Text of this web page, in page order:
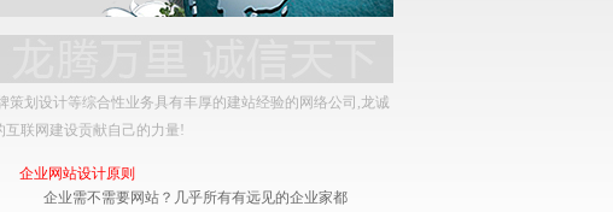
划设计等综合性业务具有丰厚的建站经验的网络公司,龙诚
互联网建设贡献自己的力量!
企业网站设计原则
企业需不需要网站？几乎所有有远见的企业家都